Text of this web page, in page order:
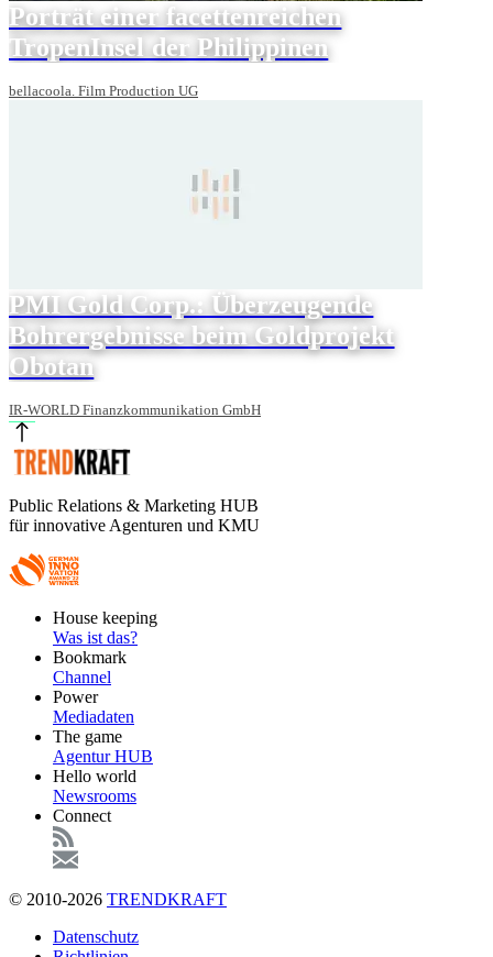
Porträt einer facettenreichen
TropenInsel der Philippinen
bellacoola. Film Production UG
PMI Gold Corp.: Überzeugende
Bohrergebnisse beim Goldprojekt
Obotan
IR-WORLD Finanzkommunikation GmbH
Public Relations & Marketing HUB
für innovative Agenturen und KMU
FooterHouse keeping
Was ist das?
Bookmark
Channel
Power
Mediadaten
The game
Agentur HUB
Hello world
Newsrooms
Connect
© 2010-2026 TRENDKRAFT
FußzeileDatenschutz